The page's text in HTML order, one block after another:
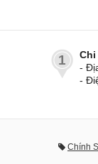
1
Chi
-
-
Chính